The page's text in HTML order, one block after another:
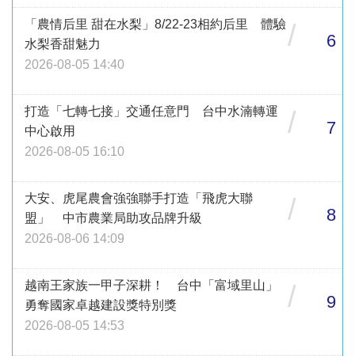
「農情后里 甜在水梨」8/22-23相約后里 體驗
水梨香甜魅力
2026-08-05 14:40
/ 6
打造「七轉七接」交通任意門 台中水湳轉運
中心啟用
2026-08-05 16:10
/ 7
大安、虎尾農會強強聯手打造「飛虎大聯
盟」 中市農業局助攻品牌升級
2026-08-06 14:09
/ 8
越南王家族一甲子深耕！ 台中「富域里山」
勇奪國家卓越建設獎特別獎
2026-08-05 14:53
/ 9